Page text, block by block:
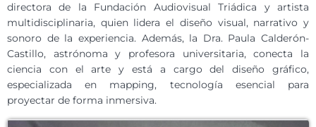
directora de la Fundación Audiovisual Triádica y artista
multidisciplinaria, quien lidera el diseño visual, narrativo y
sonoro de la experiencia. Además, la Dra. Paula Calderón-
Castillo, astrónoma y profesora universitaria, conecta la
ciencia con el arte y está a cargo del diseño gráfico,
especializada en mapping, tecnología esencial para
proyectar de forma inmersiva.